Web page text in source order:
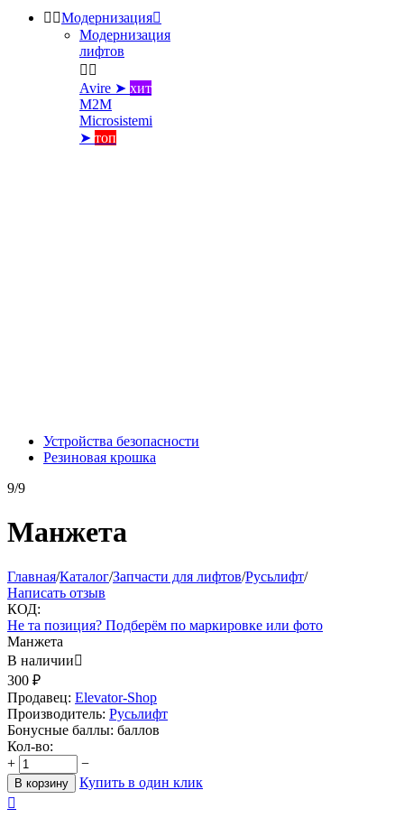
 Модернизация
Модернизация
лифтов
 
Avire ➤ хит
M2M
Microsistemi
➤ топ
Устройства безопасности
Резиновая крошка
9/9
Манжета
Главная/Каталог/Запчасти для лифтов/Русьлифт/
Написать отзыв
КОД:
Не та позиция? Подберём по маркировке или фото
Манжета
В наличии
300 ₽
Продавец: Elevator-Shop
Производитель: Русьлифт
Бонусные баллы: баллов
Кол-во:
+
−
В корзину
Купить в один клик
